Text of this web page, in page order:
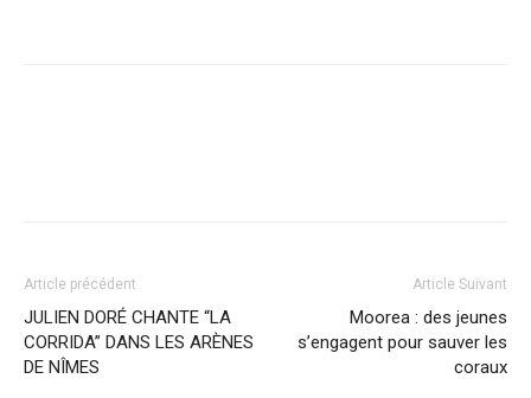
Article précédent
JULIEN DORÉ CHANTE “LA
CORRIDA” DANS LES ARÈNES
DE NÎMES
Article Suivant
Moorea : des jeunes
s’engagent pour sauver les
coraux